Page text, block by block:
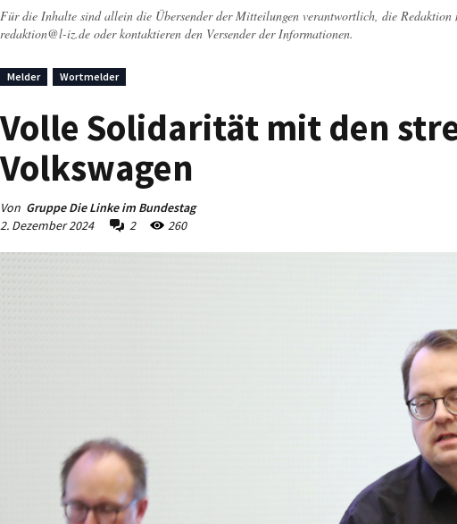
Für die Inhalte sind allein die Übersender der Mitteilungen verantwortlich, die Redaktion
redaktion@l-iz.de oder kontaktieren den Versender der Informationen.
Melder Wortmelder
Volle Solidarität mit den
Volkswagen
Von Gruppe Die Linke im Bundestag
2. Dezember 2024
2 260